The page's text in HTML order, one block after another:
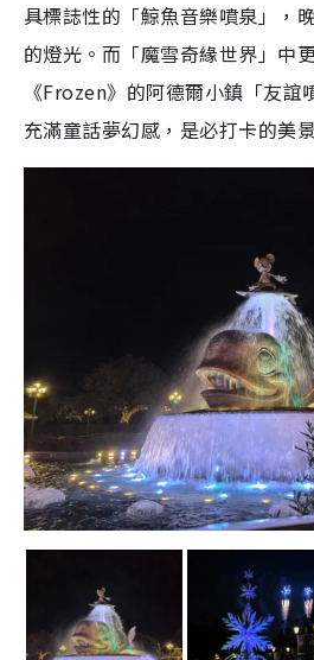
具標誌性的「鯨魚音樂噴泉」，
的燈光。而「魔雪奇緣世界」中
《Frozen》的阿德爾小鎮「友誼
充滿童話夢幻感，是必打卡的美景